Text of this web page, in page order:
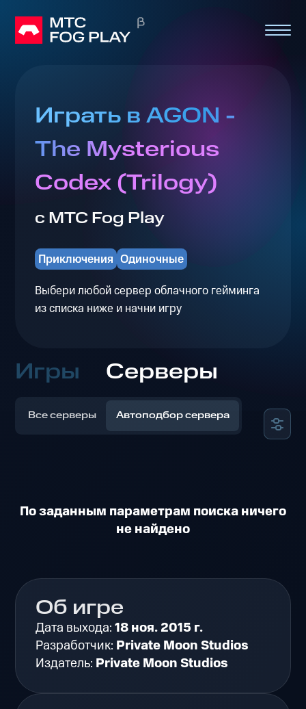
Играть в AGON -
The Mysterious
Codex (Trilogy)
с МТС Fog Play
Приключения Одиночные
Выбери любой сервер облачного гейминга
из списка ниже и начни игру
Игры Серверы
Все серверы Автоподбор сервера
По заданным параметрам поиска ничего
не найдено
Об игре
Дата выхода:18 ноя. 2015 г.
Разработчик: Private Moon Studios
Издатель: Private Moon Studios